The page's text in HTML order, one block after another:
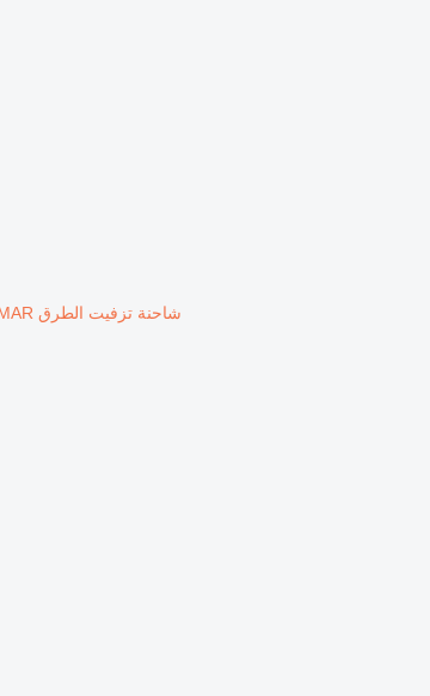
شاحنة تزفيت الطرق MAN TGA 26.310 ACMAR